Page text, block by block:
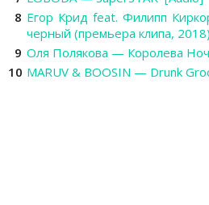
Егор Крид feat. Филипп
черный (премьера клипа, 2018)
Оля Полякова — Королева
MARUV & BOOSIN — Drunk